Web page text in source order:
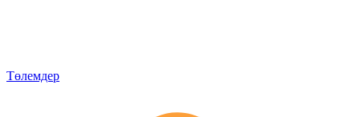
Төлемдер